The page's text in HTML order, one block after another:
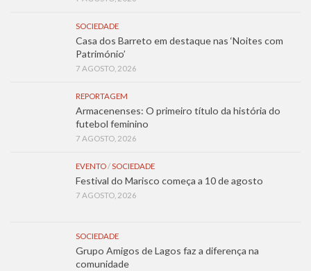
SOCIEDADE
Casa dos Barreto em destaque nas ‘Noites com
Património’
7 AGOSTO, 2026
REPORTAGEM
Armacenenses: O primeiro título da história do
futebol feminino
7 AGOSTO, 2026
EVENTO/SOCIEDADE
Festival do Marisco começa a 10 de agosto
7 AGOSTO, 2026
SOCIEDADE
Grupo Amigos de Lagos faz a diferença na
comunidade